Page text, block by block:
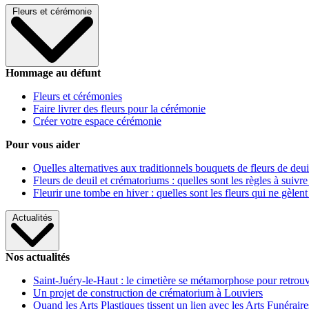
Fleurs et cérémonie
Hommage au défunt
Fleurs et cérémonies
Faire livrer des fleurs pour la cérémonie
Créer votre espace cérémonie
Pour vous aider
Quelles alternatives aux traditionnels bouquets de fleurs de
Fleurs de deuil et crématoriums : quelles sont les règles à
Fleurir une tombe en hiver : quelles sont les fleurs qui ne gèlent
Actualités
Nos actualités
Saint-Juéry-le-Haut : le cimetière se métamorphose pour
Un projet de construction de crématorium à Louviers
Quand les Arts Plastiques tissent un lien avec les Arts